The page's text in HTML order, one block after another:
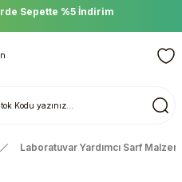
Sepette %5 İndirim
Laboratuvar Yardımcı Sarf